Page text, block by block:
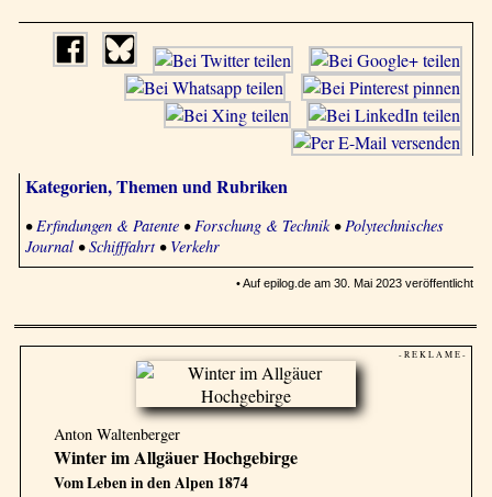
Kategorien, Themen und Rubriken
• Erfindungen & Patente• Forschung & Technik• Polytechnisches
Journal•Schifffahrt• Verkehr
• Auf epilog.de am 30. Mai 2023 veröffentlicht
- R E K L A M E -
Anton Waltenberger
Winter im Allgäuer Hochgebirge
Vom Leben in den Alpen 1874